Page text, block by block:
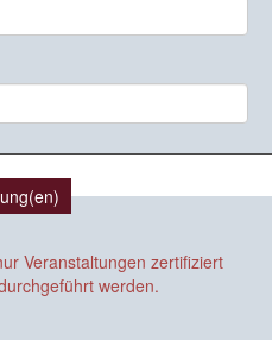
Veranstaltungen zertifiziert
Pfalz durchgeführt werden.